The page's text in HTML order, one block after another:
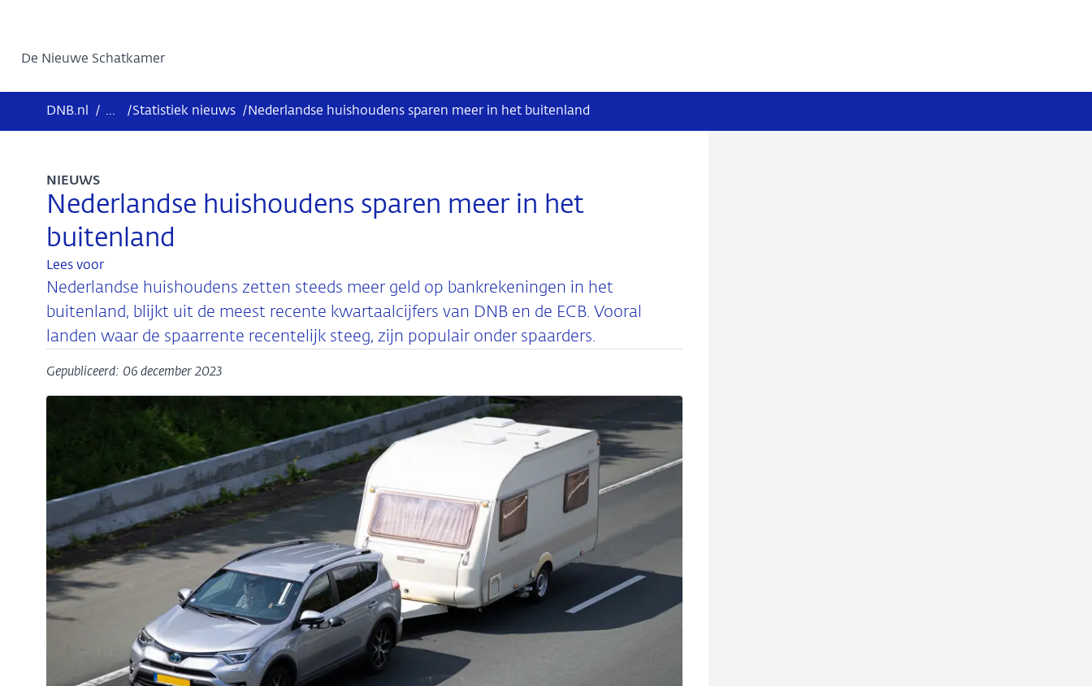
De Nieuwe Schatkamer
DNB.nl / ... /Statistiek nieuws / Nederlandse huishoudens sparen meer in het buitenland
Nederlandse huishoudens sparen meer in het
buitenland
NIEUWS
Lees voor
Nederlandse huishoudens zetten steeds meer geld op bankrekeningen in het
buitenland, blijkt uit de meest recente kwartaalcijfers van DNB en de ECB. Vooral
landen waar de spaarrente recentelijk steeg, zijn populair onder spaarders.
Gepubliceerd: 06 december 2023